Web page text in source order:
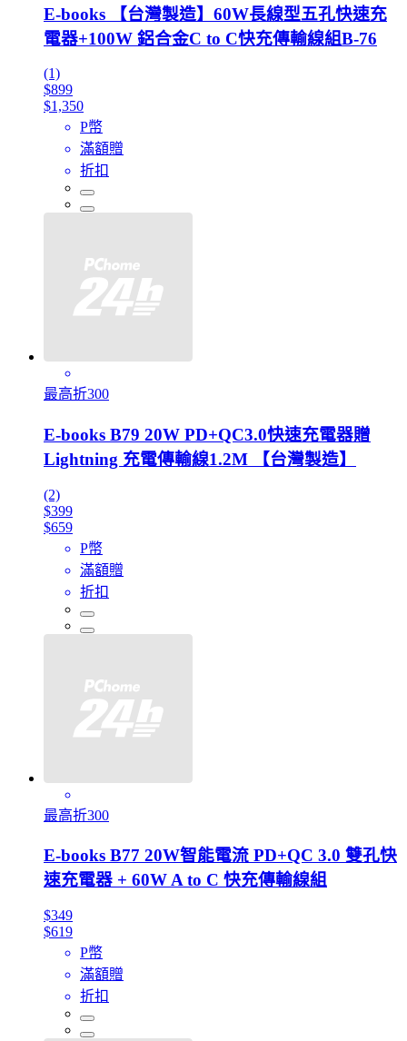
E-books 【台灣製造】60W長線型五孔快速充
電器+100W 鋁合金C to C快充傳輸線組B-76
(1)
$899
$1,350
P幣
滿額贈
折扣
最高折300
E-books B79 20W PD+QC3.0快速充電器贈
Lightning 充電傳輸線1.2M 【台灣製造】
(2)
$399
$659
P幣
滿額贈
折扣
最高折300
E-books B77 20W智能電流 PD+QC 3.0 雙孔快
速充電器 + 60W A to C 快充傳輸線組
$349
$619
P幣
滿額贈
折扣